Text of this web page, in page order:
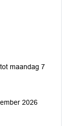
maandag 7
2026